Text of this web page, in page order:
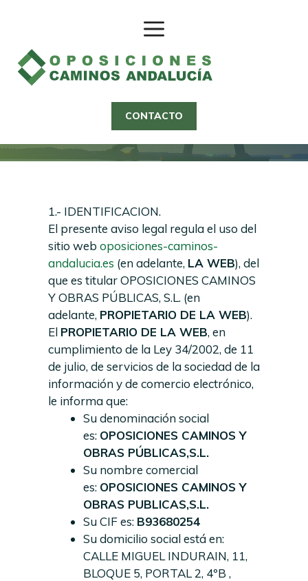
CONTACTO
Aviso legal
1.- IDENTIFICACION.
El presente aviso legal regula el uso del
sitio web oposiciones-caminos-
andalucia.es (en adelante, LA WEB), del
que es titular OPOSICIONES CAMINOS
Y OBRAS PÚBLICAS, S.L. (en
adelante, PROPIETARIO DE LA WEB).
El PROPIETARIO DE LA WEB, en
cumplimiento de la Ley 34/2002, de 11
de julio, de servicios de la sociedad de la
información y de comercio electrónico,
le informa que:
Su denominación social
es: OPOSICIONES CAMINOS Y
OBRAS PÚBLICAS,S.L.
Su nombre comercial
es: OPOSICIONES CAMINOS Y
OBRAS PUBLICAS,S.L.
Su CIF es: B93680254
Su domicilio social está en:
CALLE MIGUEL INDURAIN, 11,
BLOQUE 5, PORTAL 2, 4ºB ,